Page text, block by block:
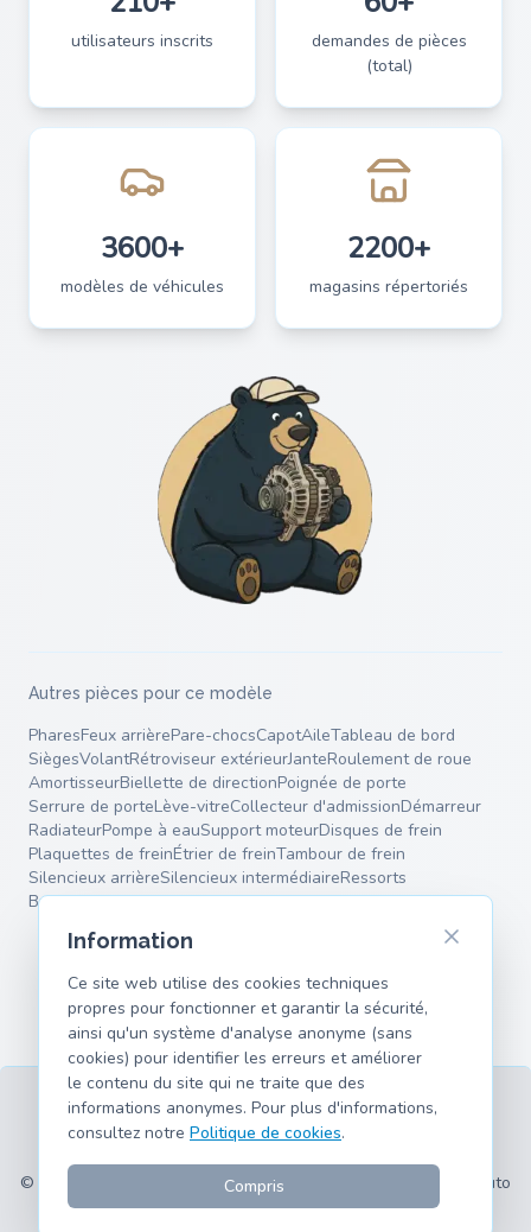
utilisateurs inscrits
demandes de pièces
(total)
3600+
modèles de véhicules
2200+
magasins répertoriés
Autres pièces pour ce modèle
PharesFeux arrièrePare-chocsCapotAileTableau de bord
SiègesVolantRétroviseur extérieurJanteRoulement de roue
AmortisseurBiellette de directionPoignée de porte
Serrure de porteLève-vitreCollecteur d'admissionDémarreur
RadiateurPompe à eauSupport moteurDisques de frein
Plaquettes de freinÉtrier de freinTambour de frein
Silencieux arrièreSilencieux intermédiaireRessorts
Bras de suspension
CGUConfidentialitéMentions légales
Modèles pris en charge
© 2026 hank.parts S. L. - Fait avec ❤️ pour les passionnés d'auto
et de moto.
Information
Ce site web utilise des cookies techniques
propres pour fonctionner et garantir la sécurité,
ainsi qu'un système d'analyse anonyme (sans
cookies) pour identifier les erreurs et améliorer
le contenu du site qui ne traite que des
informations anonymes. Pour plus d'informations,
consultez notre Politique de cookies.
Compris